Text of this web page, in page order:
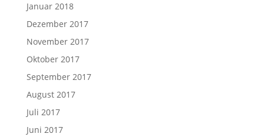
Januar 2018
Dezember 2017
November 2017
Oktober 2017
September 2017
August 2017
Juli 2017
Juni 2017